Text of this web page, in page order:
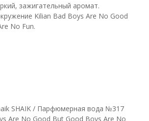
зажигательный аромат.
Kilian Bad Boys Are No Good
No Fun.
SHAIK / Парфюмерная вода №317
Are No Good But Good Boys Are No